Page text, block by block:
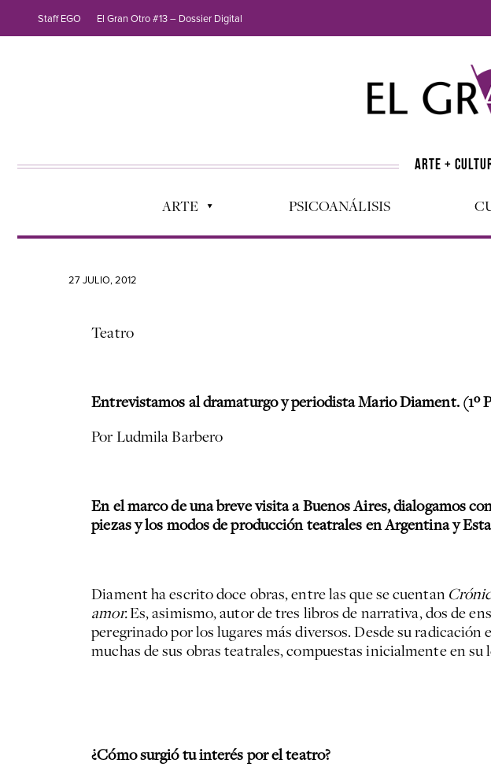
Staff EGO El Gran Otro #13 – Dossier Digital
ARTE +
ARTE PSICOANÁLISIS
27 JULIO, 2012
Teatro
Entrevistamos al dramaturgo y periodista Mario Diament. (1º
Por Ludmila Barbero
En el marco de una breve visita a Buenos Aires, dialogamos
piezas y los modos de producción teatrales en Argentina y
Diament ha escrito doce obras, entre las que se cuentan
amor.Es, asimismo, autor de tres libros de narrativa, dos de
peregrinado por los lugares más diversos. Desde su
muchas de sus obras teatrales, compuestas inicialmente en su
¿Cómo surgió tu interés por el teatro?